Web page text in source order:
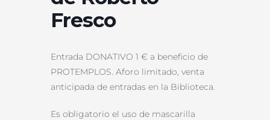
Fresco
Entrada DONATIVO 1 € a beneficio de
PROTEMPLOS. Aforo limitado, venta
anticipada de entradas en la Biblioteca.
Es obligatorio el uso de mascarilla